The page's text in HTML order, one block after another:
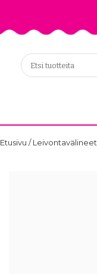
Etusivu /Leivontavälineet